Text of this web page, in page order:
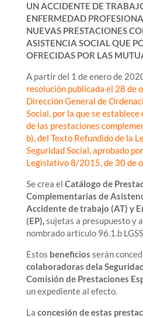
UN ACCIDENTE DE
ENFERMEDAD
NUEVAS PRESTACIONES
ASISTENCIA SOCIAL QUE
OFRECIDAS POR LAS
A partir del 1 de enero de
resolución publicada el 28 de
Dirección General de
Social, por la que se
de las prestaciones
b), del Texto Refundido de la
Seguridad Social, aprobado
Legislativo 8/2015, de 30 de
Se crea el Catálogo de
Complementarias de
Accidente de trabajo (AT) y
(EP),sujetas a presupuesto y
nombrado artículo 96.1.b LGSS
Estos beneficios serán
colaboradoras dela
Comisión de Prestaciones
un expediente al efecto.
La concesión de estas